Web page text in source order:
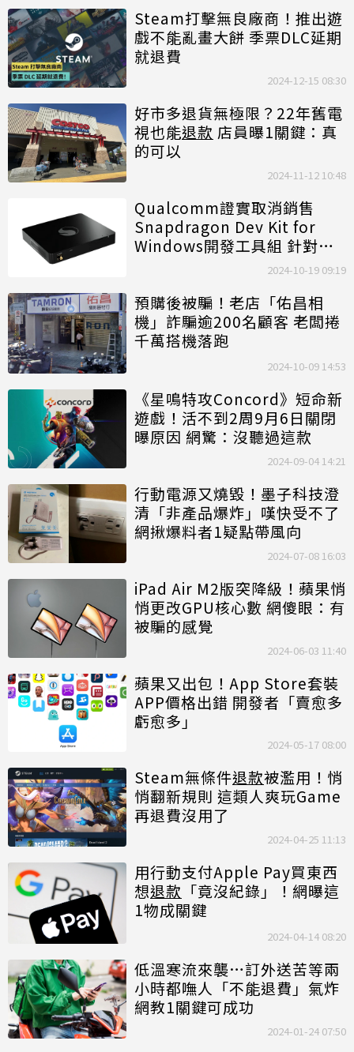
Steam打擊無良廠商！推出遊
戲不能亂畫大餅 季票DLC延期
就退費
2024-12-15 08:30
好市多退貨無極限？22年舊電
視也能退款 店員曝1關鍵：真
的可以
2024-11-12 10:48
Qualcomm證實取消銷售
Snapdragon Dev Kit for
Windows開發工具組 針對成
2024-10-19 09:19
預購後被騙！老店「佑昌相
機」詐騙逾200名顧客 老闆捲
千萬搭機落跑
2024-10-09 14:53
《星鳴特攻Concord》短命新
遊戲！活不到2周9月6日關閉
曝原因 網驚：沒聽過這款
2024-09-04 14:21
行動電源又燒毀！墨子科技澄
清「非產品爆炸」嘆快受不了
網揪爆料者1疑點帶風向
2024-07-08 16:03
iPad Air M2版突降級！蘋果悄
悄更改GPU核心數 網傻眼：有
被騙的感覺
2024-06-03 11:40
蘋果又出包！App Store套裝
APP價格出錯 開發者「賣愈多
虧愈多」
2024-05-17 08:00
Steam無條件退款被濫用！悄
悄翻新規則 這類人爽玩Game
再退費沒用了
2024-04-25 11:13
用行動支付Apple Pay買東西
想退款 「竟沒紀錄」！網曝這
1物成關鍵
2024-04-14 08:20
低溫寒流來襲…訂外送苦等兩
小時都嘸人「不能退費」氣炸
網教1關鍵可成功
2024-01-24 07:50